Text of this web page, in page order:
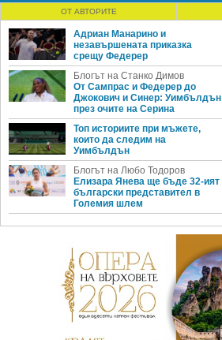
ОТ АВТОРИТЕ
Адриан Манарино и
незавършената приказка
срещу Федерер
Блогът на Станко Димов
От Сампрас и Федерер до
Джокович и Синер: Уимбълдън
през очите на Серина
Топ историите при мъжете,
които да следим на
Уимбълдън
Блогът на Любо Тодоров
Елизара Янева ще бъде 32-ият
български представител в
Големия шлем